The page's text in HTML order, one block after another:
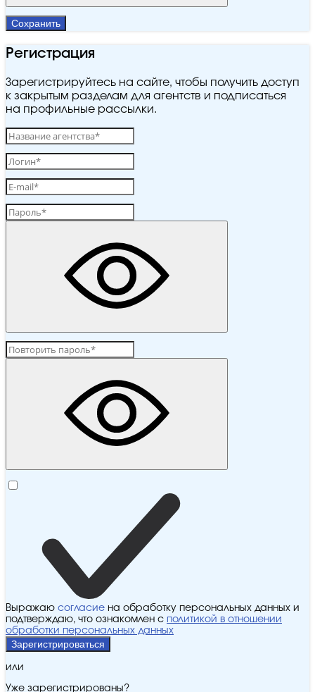
Сохранить
Регистрация
Зарегистрируйтесь на сайте, чтобы получить доступ
к закрытым разделам для агентств и подписаться
на профильные рассылки.
Выражаю согласие на обработку персональных данных и
подтверждаю, что ознакомлен с политикой в отношении
обработки персональных данных
Зарегистрироваться
или
Уже зарегистрированы?